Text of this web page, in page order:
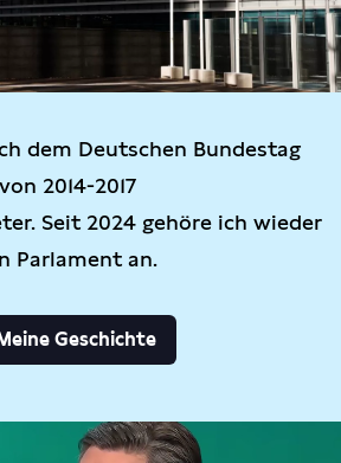
dem Deutschen Bundestag
2014-2017
Seit 2024 gehöre ich wieder
Parlament an.
Meine Geschichte